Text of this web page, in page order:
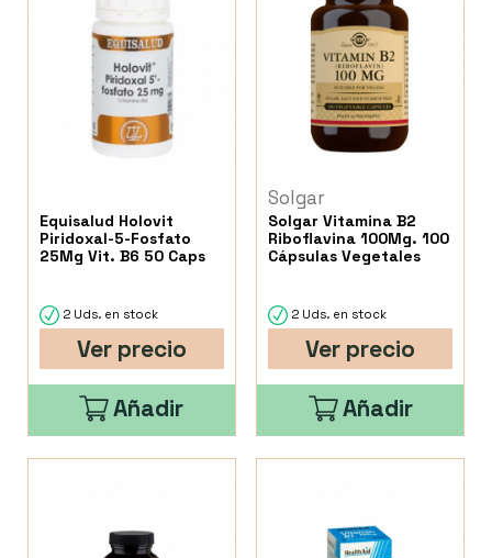
Equisalud Holovit
Piridoxal-5-Fosfato
25Mg Vit. B6 50 Caps
2 Uds. en stock
Ver precio
Añadir
Solgar
Solgar Vitamina B2
Riboflavina 100Mg. 100
Cápsulas Vegetales
2 Uds. en stock
Ver precio
Añadir